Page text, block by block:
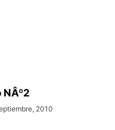
NÂº2
2010